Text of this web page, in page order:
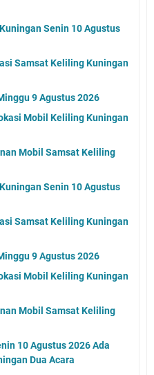
Senin 10 Agustus
Samsat Keliling Kuningan
9 Agustus 2026
Mobil Keliling Kuningan
Mobil Samsat Keliling
Senin 10 Agustus
Samsat Keliling Kuningan
9 Agustus 2026
Mobil Keliling Kuningan
Mobil Samsat Keliling
10 Agustus 2026 Ada
Dua Acara